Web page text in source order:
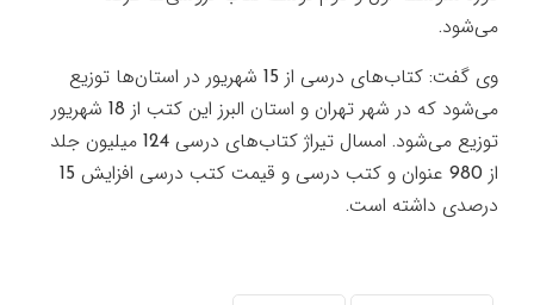
می‌شود.
وی گفت: کتاب‌های درسی از 15 شهریور در استان‌ها توزیع
می‌شود که در شهر تهران و استان البرز این کتب از 18 شهریور
توزیع می‌شود. امسال تیراژ کتاب‌های درسی 124 میلیون جلد
از 980 عنوان و کتب درسی و قیمت کتب درسی افزایش 15
درصدی داشته است.